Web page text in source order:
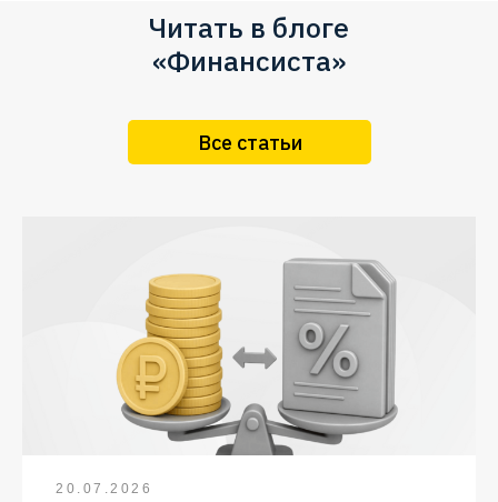
Все статьи
Читать в блоге
«Финансиста»
20.07.2026